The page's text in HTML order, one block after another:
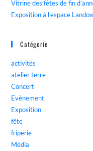
Vitrine des fêtes de fin
Exposition à l’espace
Catégorie
activités
atelier terre
Concert
Evènement
Exposition
fête
friperie
Média